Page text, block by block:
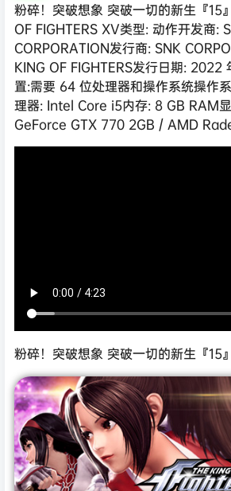
粉碎！突破想象 突破一切的新生『15
OF FIGHTERS XV类型: 动作开发商:
CORPORATION发行商: SNK
KING OF FIGHTERS发行日期: 2022
置:需要 64 位处理器和操作系统操作
理器: Intel Core i5内存: 8 GB RAM
GeForce GTX 770 2GB / AMD
粉碎！突破想象 突破一切的新生『15』